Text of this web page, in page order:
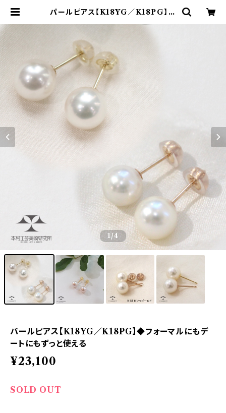
パールピアス【K18YG／K18PG】◆
1/4
パールピアス【K18YG／K18PG】◆フォーマルにもデ
ートにもずっと使える
¥23,100
SOLD OUT